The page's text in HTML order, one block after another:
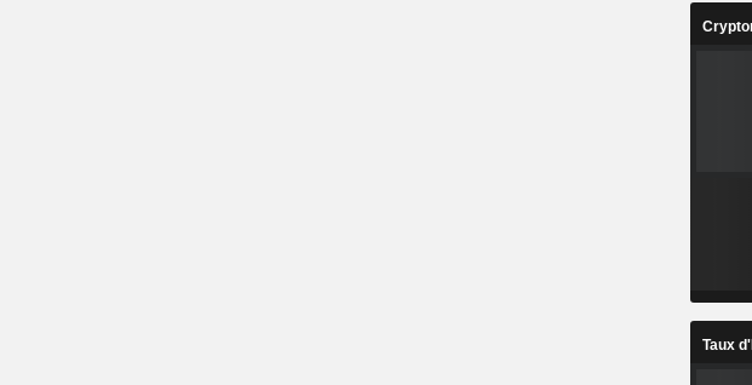
Taux